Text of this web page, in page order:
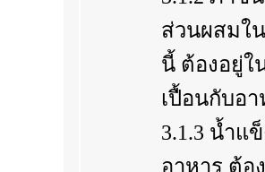
ส่วนผสมใ
นี้ ต้องอยู่ใ
เปื้อนกับอ
3.1.3 น้ำแ
อาหาร ต้